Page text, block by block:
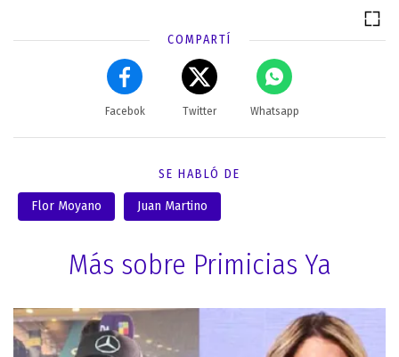
COMPARTÍ
Facebok Twitter Whatsapp
SE HABLÓ DE
Flor Moyano Juan Martino
Más sobre Primicias Ya